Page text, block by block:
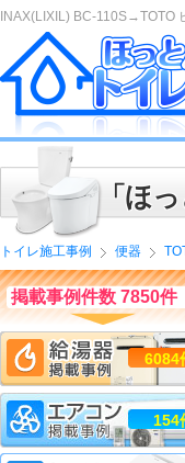
INAX(LIXIL) BC-110S→TOTO
「ほ
トイレ施工事例 便器
掲載事例件数 7850件
6084
154